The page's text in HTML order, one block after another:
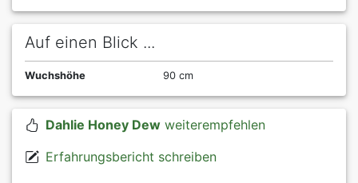
Auf einen Blick ...
Wuchshöhe 90 cm
Dahlie Honey Dewweiterempfehlen
Erfahrungsbericht schreiben